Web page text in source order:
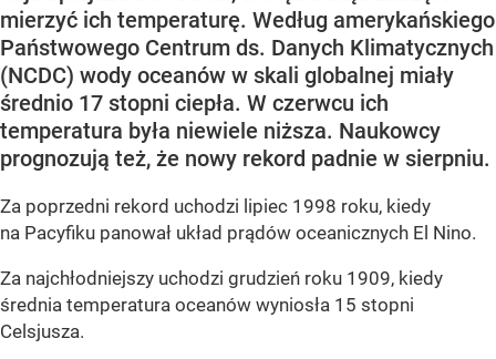
mierzyć ich temperaturę. Według amerykańskiego
Państwowego Centrum ds. Danych Klimatycznych
(NCDC) wody oceanów w skali globalnej miały
średnio 17 stopni ciepła. W czerwcu ich
temperatura była niewiele niższa. Naukowcy
prognozują też, że nowy rekord padnie w sierpniu.
Za poprzedni rekord uchodzi lipiec 1998 roku, kiedy
na Pacyfiku panował układ prądów oceanicznych El Nino.
Za najchłodniejszy uchodzi grudzień roku 1909, kiedy
średnia temperatura oceanów wyniosła 15 stopni
Celsjusza.